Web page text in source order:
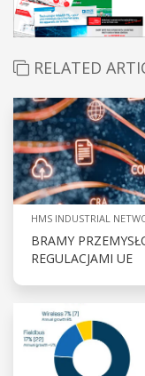
RELATED
HMS INDUSTRIAL
BRAMY
REGULACJAMI UE